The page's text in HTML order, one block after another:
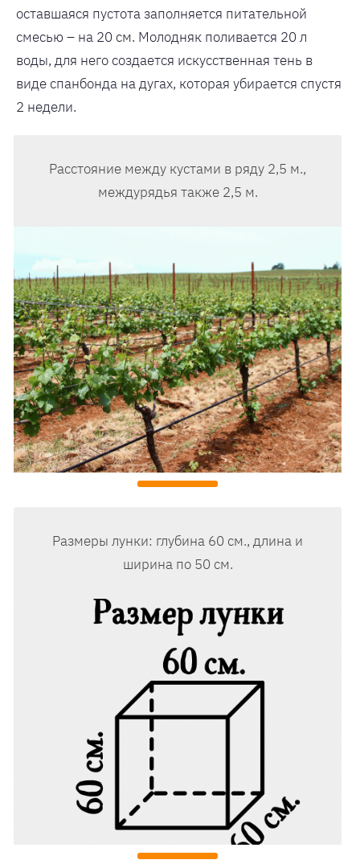
оставшаяся пустота заполняется питательной
смесью – на 20 см. Молодняк поливается 20 л
воды, для него создается искусственная тень в
виде спанбонда на дугах, которая убирается спустя
2 недели.
Расстояние между кустами в ряду 2,5 м.,
междурядья также 2,5 м.
Размеры лунки: глубина 60 см., длина и
ширина по 50 см.